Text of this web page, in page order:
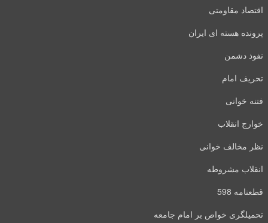
اقتصاد مقاومتی
پرونده هسته ای ایران
نفوذ دشمن
تحریف امام
فتنه خوانی
خوارج انقلاب
نظر مخالف خوانی
انقلاب مشروطه
قطعنامه 598
تحمیلگری خواص بر امام جامعه